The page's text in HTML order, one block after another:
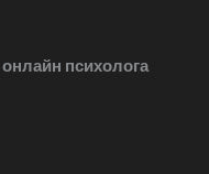
психолога